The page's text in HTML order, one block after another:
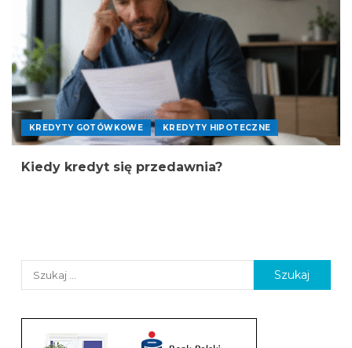
KREDYTY GOTÓWKOWE KREDYTY HIPOTECZNE
Kiedy kredyt się przedawnia?